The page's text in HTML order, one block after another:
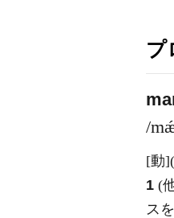
プ
/
[動]
1 (
ス